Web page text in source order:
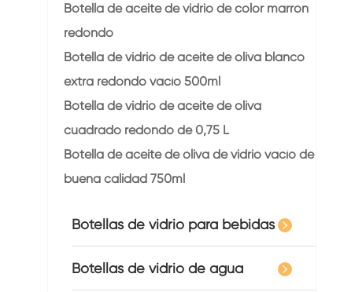
Botella de aceite de vidrio de color marrón
redondo
Botella de vidrio de aceite de oliva blanco
extra redondo vacío 500ml
Botella de vidrio de aceite de oliva
cuadrado redondo de 0,75 L
Botella de aceite de oliva de vidrio vacío de
buena calidad 750ml
Botellas de vidrio para bebidas
Botellas de vidrio de agua